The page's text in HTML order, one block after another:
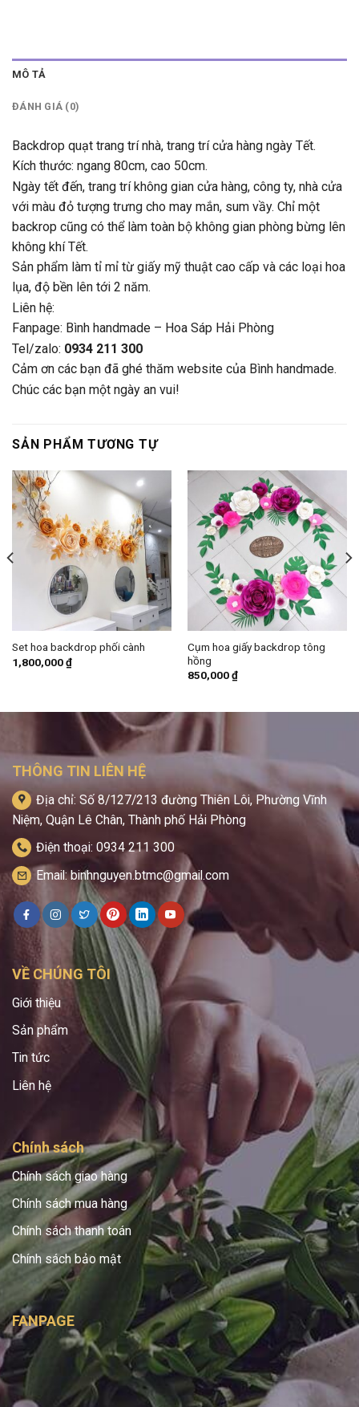
MÔ TẢ
ĐÁNH GIÁ (0)
Backdrop quạt trang trí nhà, trang trí cửa hàng ngày Tết.
Kích thước: ngang 80cm, cao 50cm.
Ngày tết đến, trang trí không gian cửa hàng, công ty, nhà cửa
với màu đỏ tượng trưng cho may mắn, sum vầy. Chỉ một
backrop cũng có thể làm toàn bộ không gian phòng bừng lên
không khí Tết.
Sản phẩm làm tỉ mỉ từ giấy mỹ thuật cao cấp và các loại hoa
lụa, độ bền lên tới 2 năm.
Liên hệ:
Fanpage: Bình handmade – Hoa Sáp Hải Phòng
Tel/zalo: 0934 211 300
Cảm ơn các bạn đã ghé thăm website của Bình handmade.
Chúc các bạn một ngày an vui!
SẢN PHẨM TƯƠNG TỰ
Set hoa backdrop phối cành
1,800,000₫
Cụm hoa giấy backdrop tông
hồng
850,000₫
THÔNG TIN LIÊN HỆ
Địa chỉ: Số 8/127/213 đường Thiên Lôi, Phường Vĩnh
Niệm, Quận Lê Chân, Thành phố Hải Phòng
Điện thoại: 0934 211 300
Email: binhnguyen.btmc@gmail.com
VỀ CHÚNG TÔI
Giới thiệu
Sản phẩm
Tin tức
Liên hệ
Chính sách
Chính sách giao hàng
Chính sách mua hàng
Chính sách thanh toán
Chính sách bảo mật
FANPAGE